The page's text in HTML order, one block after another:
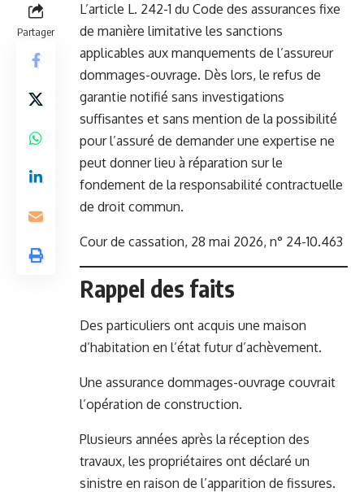
Partager
L’article L. 242-1 du Code des assurances fixe
de manière limitative les sanctions
applicables aux manquements de l’assureur
dommages-ouvrage. Dès lors, le refus de
garantie notifié sans investigations
suffisantes et sans mention de la possibilité
pour l’assuré de demander une expertise ne
peut donner lieu à réparation sur le
fondement de la responsabilité contractuelle
de droit commun.
Cour de cassation, 28 mai 2026, n° 24-10.463
Rappel des faits
Des particuliers ont acquis une maison
d’habitation en l’état futur d’achèvement.
Une assurance dommages-ouvrage couvrait
l’opération de construction.
Plusieurs années après la réception des
travaux, les propriétaires ont déclaré un
sinistre en raison de l’apparition de fissures.